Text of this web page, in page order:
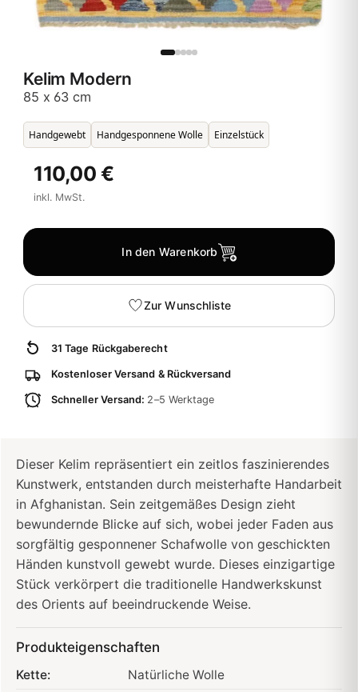
Kelim Modern
85 x 63 cm
Handgewebt Handgesponnene Wolle Einzelstück
110,00 €
inkl. MwSt.
In den Warenkorb
Zur Wunschliste
31 Tage Rückgaberecht
Kostenloser Versand & Rückversand
Schneller Versand: 2–5 Werktage
Dieser Kelim repräsentiert ein zeitlos faszinierendes
Kunstwerk, entstanden durch meisterhafte Handarbeit
in Afghanistan. Sein zeitgemäßes Design zieht
bewundernde Blicke auf sich, wobei jeder Faden aus
sorgfältig gesponnener Schafwolle von geschickten
Händen kunstvoll gewebt wurde. Dieses einzigartige
Stück verkörpert die traditionelle Handwerkskunst
des Orients auf beeindruckende Weise.
Produkteigenschaften
Kette:
Natürliche Wolle